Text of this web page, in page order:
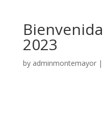
2023
by adminmontemayor|